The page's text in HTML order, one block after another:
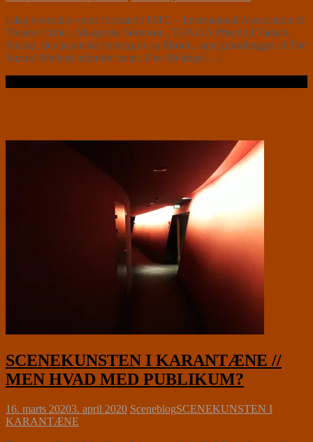
I dag overrakte vores formand i IATC – International Association of
Theatre Critics, Margareta Sörenson, THALIA Prisen til Tadashi
Suzuki, den japanske teaterguru og filosof, samt grundlægger af The
Suzuki Method indenfor teater. Den 89-årige[…]
SCENEKUNSTEN I KARANTÆNE //
MEN HVAD MED PUBLIKUM?
16. marts 20203. april 2020 SceneblogSCENEKUNSTEN I
KARANTÆNE